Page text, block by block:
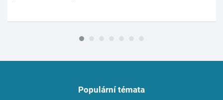
Populární témata